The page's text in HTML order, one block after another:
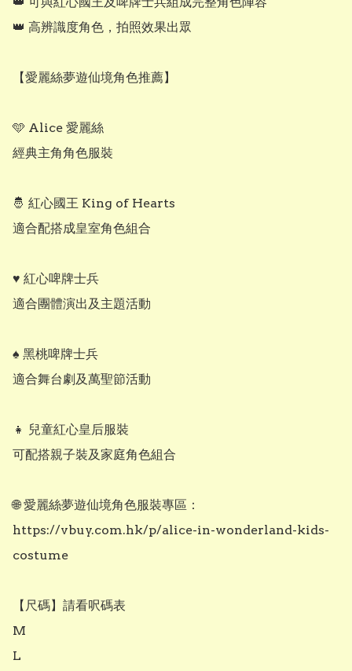
👑 高辨識度角色，拍照效果出眾
【愛麗絲夢遊仙境角色推薦】
🩵 Alice 愛麗絲
經典主角角色服裝
🤴 紅心國王 King of Hearts
適合配搭成皇室角色組合
♥️ 紅心啤牌士兵
適合團體演出及主題活動
♠️ 黑桃啤牌士兵
適合舞台劇及萬聖節活動
👧 兒童紅心皇后服裝
可配搭親子裝及家庭角色組合
🌐 愛麗絲夢遊仙境角色服裝專區：
https://vbuy.com.hk/p/alice-in-wonderland-kids-
costume
【尺碼】請看呎碼表
M
L